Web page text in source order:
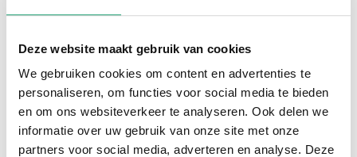
Deze website maakt gebruik van cookies
We gebruiken cookies om content en advertenties te
personaliseren, om functies voor social media te bieden
en om ons websiteverkeer te analyseren. Ook delen we
informatie over uw gebruik van onze site met onze
partners voor social media, adverteren en analyse. Deze
€9.350
SHOWROOMKEUKEN